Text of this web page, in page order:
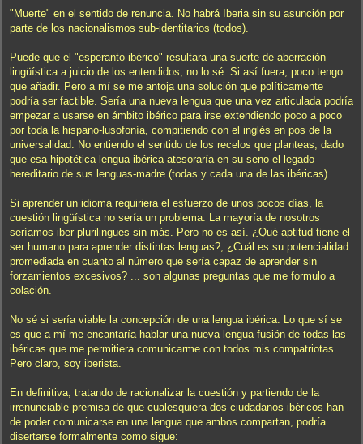
n
a
"Muerte" en el sentido de renuncia. No habrá Iberia sin su asunción por
parte de los nacionalismos sub-identitarios (todos).
Puede que el "esperanto ibérico" resultara una suerte de aberración
lingüística a juicio de los entendidos, no lo sé. Si así fuera, poco tengo
que añadir. Pero a mí se me antoja una solución que políticamente
podría ser factible. Sería una nueva lengua que una vez articulada podría
empezar a usarse en ámbito ibérico para irse extendiendo poco a poco
por toda la hispano-lusofonía, compitiendo con el inglés en pos de la
universalidad. No entiendo el sentido de los recelos que planteas, dado
que esa hipotética lengua ibérica atesoraría en su seno el legado
hereditario de sus lenguas-madre (todas y cada una de las ibéricas).
Si aprender un idioma requiriera el esfuerzo de unos pocos días, la
cuestión lingüística no sería un problema. La mayoría de nosotros
seríamos iber-plurilingues sin más. Pero no es así. ¿Qué aptitud tiene el
ser humano para aprender distintas lenguas?; ¿Cuál es su potencialidad
promediada en cuanto al número que sería capaz de aprender sin
forzamientos excesivos? ... son algunas preguntas que me formulo a
colación.
No sé si sería viable la concepción de una lengua ibérica. Lo que sí se
es que a mí me encantaría hablar una nueva lengua fusión de todas las
ibéricas que me permitiera comunicarme con todos mis compatriotas.
Pero claro, soy iberista.
En definitiva, tratando de racionalizar la cuestión y partiendo de la
irrenunciable premisa de que cualesquiera dos ciudadanos ibéricos han
de poder comunicarse en una lengua que ambos compartan, podría
disertarse formalmente como sigue: